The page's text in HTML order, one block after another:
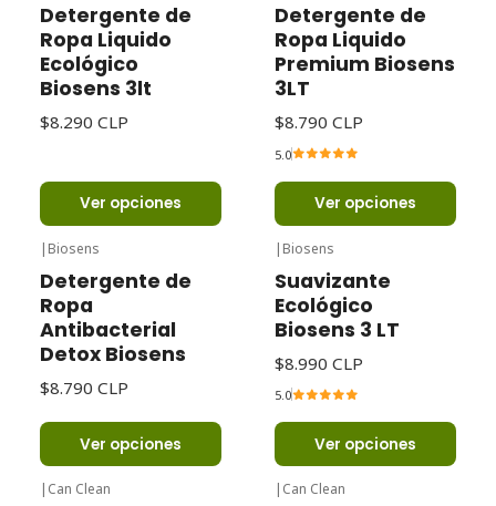
Detergente de
Ropa Liquido
Ecológico
Biosens 3lt
$8.290 CLP
Ver opciones
Detergente de
Ropa Liquido
Premium Biosens
3LT
$8.790 CLP
5.0
Ver opciones
| Biosens
Detergente de
Ropa
Antibacterial
Detox Biosens
$8.790 CLP
Ver opciones
| Biosens
Suavizante
Ecológico
Biosens 3 LT
$8.990 CLP
5.0
Ver opciones
| Can Clean | Can Clean